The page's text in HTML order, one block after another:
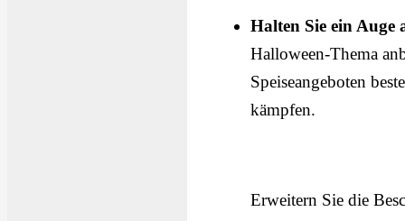
Halten Sie ein
Halloween-Thema
Speiseangeboten
kämpfen.
Erweitern Sie die